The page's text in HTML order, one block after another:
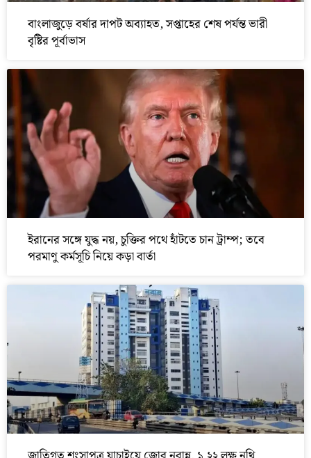
বাংলাজুড়ে বর্ষার দাপট অব্যাহত, সপ্তাহের শেষ পর্যন্ত ভারী
বৃষ্টির পূর্বাভাস
ইরানের সঙ্গে যুদ্ধ নয়, চুক্তির পথে হাঁটতে চান ট্রাম্প; তবে
পরমাণু কর্মসূচি নিয়ে কড়া বার্তা